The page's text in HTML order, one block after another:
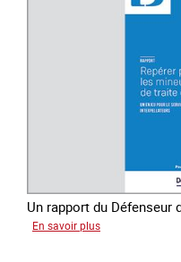
Un rapport du Défenseur
En savoir plus